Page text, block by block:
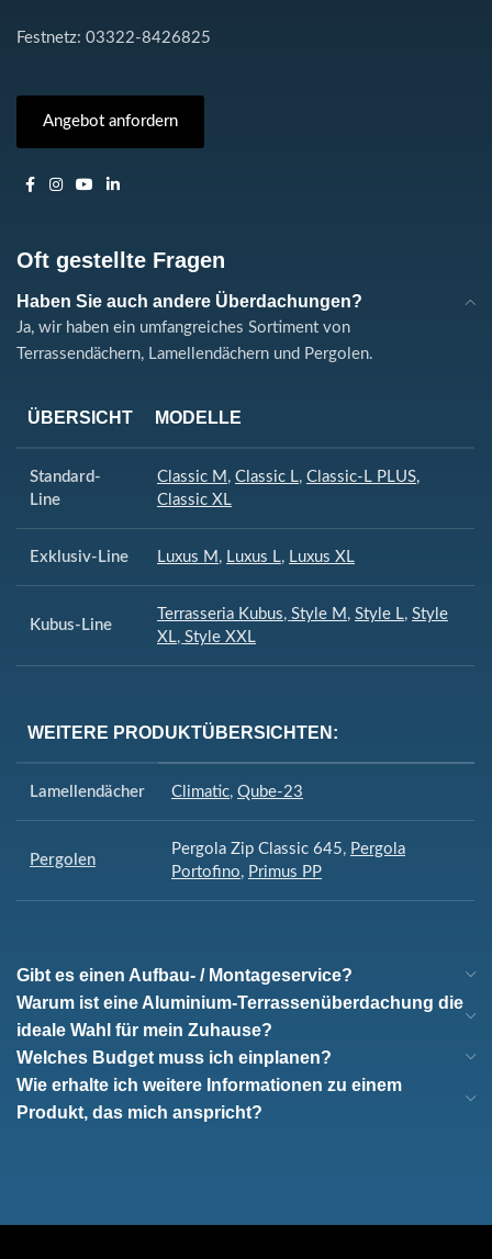
Festnetz: 03322-8426825
Angebot anfordern
Oft gestellte Fragen
Haben Sie auch andere Überdachungen?
Ja, wir haben ein umfangreiches Sortiment von
Terrassendächern, Lamellendächern und Pergolen.
ÜBERSICHT MODELLE
Standard-
Line
Classic M , Classic L, Classic-L PLUS,
Classic XL
Exklusiv-Line Luxus M , Luxus L, Luxus XL
Kubus-Line
Terrasseria Kubus, Style M , Style L, Style
XL, Style XXL
WEITERE PRODUKTÜBERSICHTEN:
Lamellendächer Climatic, Qube-23
Pergolen
Pergola Zip Classic 645, Pergola
Portofino, Primus PP
Gibt es einen Aufbau- / Montageservice?
Warum ist eine Aluminium-Terrassenüberdachung die
ideale Wahl für mein Zuhause?
Welches Budget muss ich einplanen?
Wie erhalte ich weitere Informationen zu einem
Produkt, das mich anspricht?